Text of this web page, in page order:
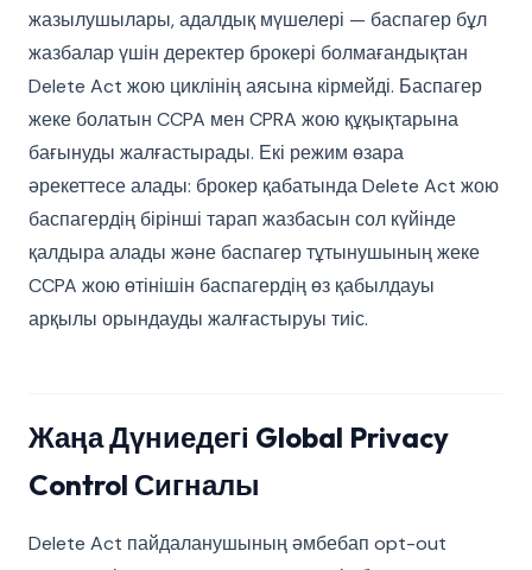
жазылушылары, адалдық мүшелері — баспагер бұл
жазбалар үшін деректер брокері болмағандықтан
Delete Act жою циклінің аясына кірмейді. Баспагер
жеке болатын CCPA мен CPRA жою құқықтарына
бағынуды жалғастырады. Екі режим өзара
әрекеттесе алады: брокер қабатында Delete Act жою
баспагердің бірінші тарап жазбасын сол күйінде
қалдыра алады және баспагер тұтынушының жеке
CCPA жою өтінішін баспагердің өз қабылдауы
арқылы орындауды жалғастыруы тиіс.
Жаңа Дүниедегі Global Privacy
Control Сигналы
Delete Act пайдаланушының әмбебап opt-out